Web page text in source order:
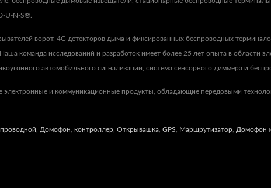
U-N-S®.
ворот, 4G детекторов дыма и фиксированных беспроводных
команда исследований и разработок имеет более 25 лет опыта в области
автомобильного сигнализации, система сенсорного диммера и
электронные и коммуникационные продукты, обладающие передовыми
Домофон контроллер Открывашка GPS Маршрутизатор Домофон